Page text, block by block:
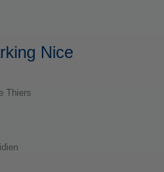
Nice
Thiers